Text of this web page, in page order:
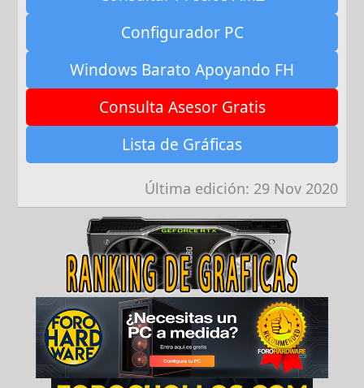
Configurador PC
Windows Barato Apoyando FH
Consulta Asesor Gratis
Lista de Gráficas
Última edición: 29 Nov 2020